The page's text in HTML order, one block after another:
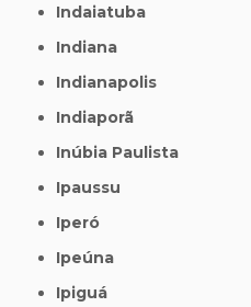
Indaiatuba
Indiana
Indianapolis
Indiaporã
Inúbia Paulista
Ipaussu
Iperó
Ipeúna
Ipiguá